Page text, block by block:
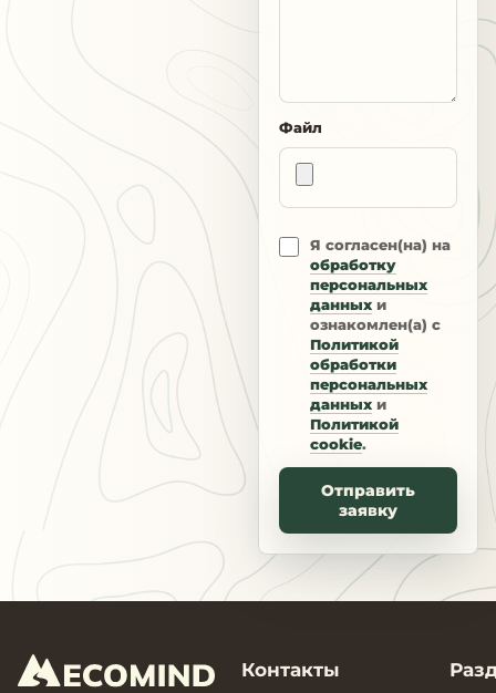
Файл
Я согласен(на) на
обработку
персональных
данных и
ознакомлен(а) с
Политикой
обработки
персональных
данных и
Политикой
cookie.
Отправить
заявку
Контакты